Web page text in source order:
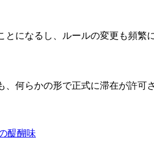
になるし、ルールの変更も頻繁
何らかの形で正式に滞在が許可
醍醐味